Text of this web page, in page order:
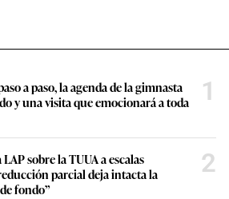
a paso, la agenda de la gimnasta
y una visita que emocionará a toda
1
sobre la TUUA a escalas
parcial deja intacta la
fondo”
2